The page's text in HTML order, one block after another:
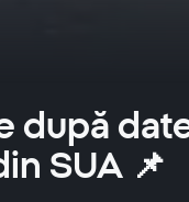
după
SUA 📌